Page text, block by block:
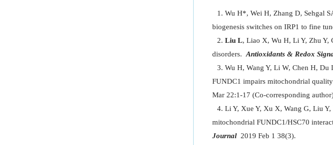
Wu H*, Wei H, Zhang D, Sehgal
biogenesis switches on IRP1 to fine
Liu L, Liao X, Wu H, Li Y, Zhu Y,
disorders. Antioxidants & Redox
Wu H, Wang Y, Li W, Chen H,
FUNDC1 impairs mitochondrial
Mar 22:1-17 (Co-corresponding
Li Y, Xue Y, Xu X, Wang G, Liu
mitochondrial FUNDC1/HSC70
Journal2019 Feb 1 38(3).